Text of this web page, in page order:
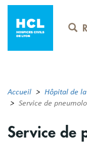
Aller
contenu
principal
Accueil
Hôpital de la
Service de
Service de